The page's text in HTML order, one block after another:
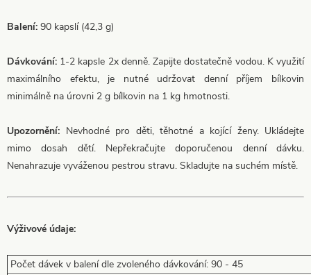
Balení: 90 kapslí (42,3 g)
Dávkování: 1-2 kapsle 2x denně. Zapijte dostatečně vodou. K využití
maximálního efektu, je nutné udržovat denní příjem bílkovin
minimálně na úrovni 2 g bílkovin na 1 kg hmotnosti.
Upozornění: Nevhodné pro děti, těhotné a kojící ženy. Ukládejte
mimo dosah dětí. Nepřekračujte doporučenou denní dávku.
Nenahrazuje vyváženou pestrou stravu. Skladujte na suchém místě.
Výživové údaje:
Počet dávek v balení dle zvoleného dávkování: 90 - 45